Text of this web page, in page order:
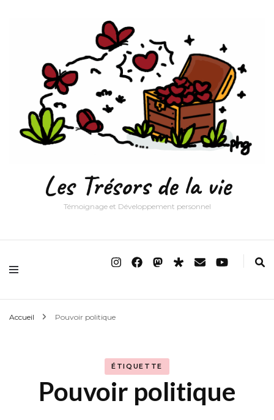
Les Trésors de la vie
Témoignage et Développement personnel
Accueil Pouvoir politique
ÉTIQUETTE
Pouvoir politique